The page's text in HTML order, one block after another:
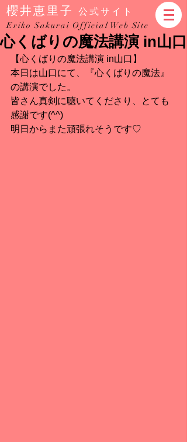
櫻井恵里子
公式サイト
Eriko Sakurai Official Web Site
心くばりの魔法講演 in山口
【心くばりの魔法講演 in山口】
本日は山口にて、『心くばりの魔法』
の講演でした。
皆さん真剣に聴いてくださり、とても
感謝です(^^)
明日からまた頑張れそうです♡